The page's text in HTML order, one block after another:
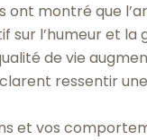
ont montré que
sur l’humeur et la
de vie
ressentir
et vos